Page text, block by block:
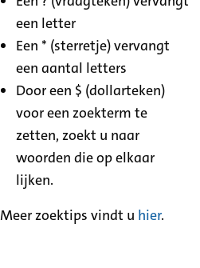
een letter
Een * (sterretje) vervangt
een aantal letters
Door een $ (dollarteken)
voor een zoekterm te
zetten, zoekt u naar
woorden die op elkaar
lijken.
Meer zoektips vindt u hier.